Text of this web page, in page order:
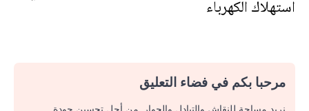
استهلاك الكهرباء
مرحبا بكم في فضاء التعليق